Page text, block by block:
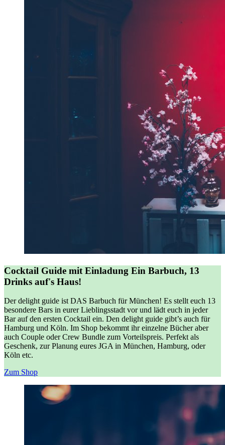
Cocktail Guide mit Einladung Ein Barbuch, 13
Drinks auf's Haus!
Der delight guide ist DAS Barbuch für München! Es stellt euch 13
besondere Bars in eurer Lieblingsstadt vor und lädt euch in jeder
Bar auf den ersten Cocktail ein. Den delight guide gibt’s auch für
Hamburg und Köln. Im Shop bekommt ihr einzelne Bücher aber
auch Couple oder Crew Bundle zum Vorteilspreis. Perfekt als
Geschenk, zur Planung eures JGA in München, Hamburg, oder
Köln etc.
Zum Shop